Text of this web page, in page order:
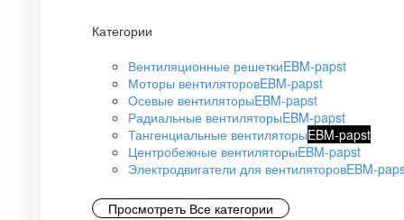
Категории
Вентиляционные решеткиEBM-papst
Моторы вентиляторовEBM-papst
Осевые вентиляторыEBM-papst
Радиальные вентиляторыEBM-papst
Тангенциальные вентиляторыEBM-papst
Центробежные вентиляторыEBM-papst
Электродвигатели для вентиляторовEBM-
Просмотреть Все категории